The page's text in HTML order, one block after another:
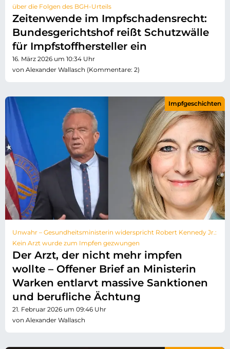
über die Folgen des BGH-Urteils
Zeitenwende im Impfschadensrecht:
Bundesgerichtshof reißt Schutzwälle
für Impfstoffhersteller ein
16. März 2026 um 10:34 Uhr
von Alexander Wallasch (Kommentare: 2)
Unwahr – Gesundheitsministerin widerspricht Robert Kennedy Jr.:
Kein Arzt wurde zum Impfen gezwungen
Der Arzt, der nicht mehr impfen
wollte – Offener Brief an Ministerin
Warken entlarvt massive Sanktionen
und berufliche Ächtung
21. Februar 2026 um 09:46 Uhr
von Alexander Wallasch
Impfgeschichten